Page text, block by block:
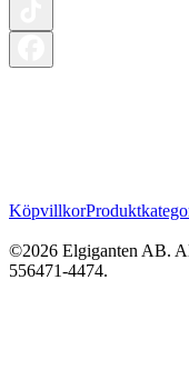
Köpvillkor
©2026 Elgiganten AB.
556471-4474.